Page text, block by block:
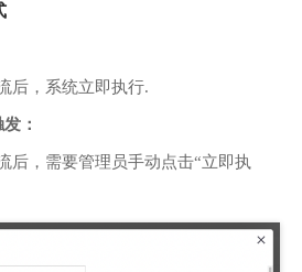
后，系统立即执行.
：
后，需要管理员手动点击“立即执